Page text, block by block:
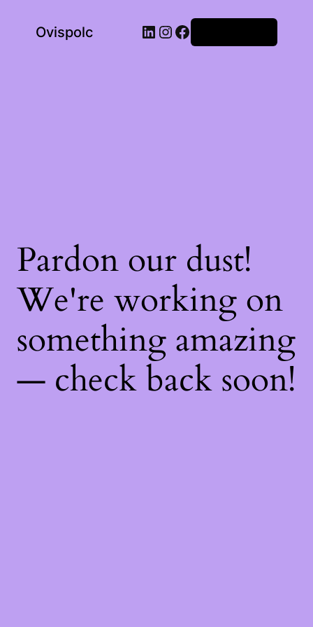
Ovispolc LinkedIn
Instagram
Facebook
Pardon our dust!
We're working on
something amazing
— check back soon!